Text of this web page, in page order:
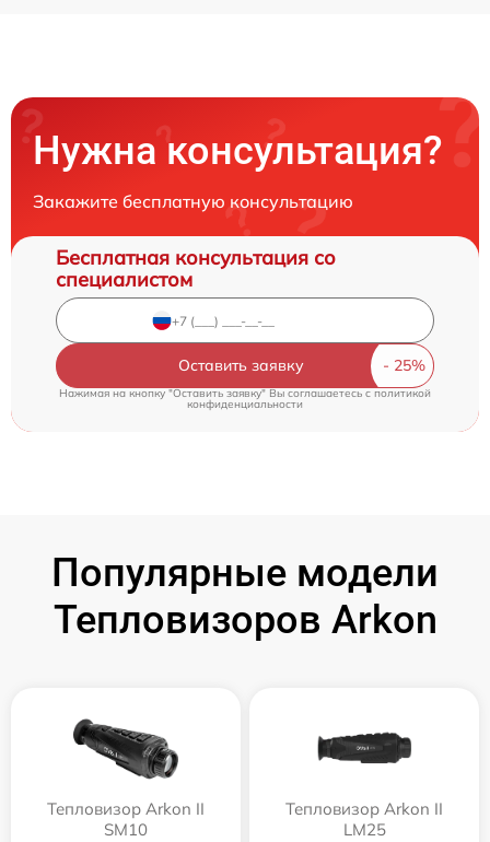
Нужна консультация?
Закажите бесплатную консультацию
Бесплатная консультация со
специалистом
Оставить заявку
Нажимая на кнопку "Оставить заявку" Вы соглашаетесь c политикой
конфиденциальности
Популярные модели
Тепловизоров Arkon
Тепловизор Arkon II
SM10
Тепловизор Arkon II
LM25